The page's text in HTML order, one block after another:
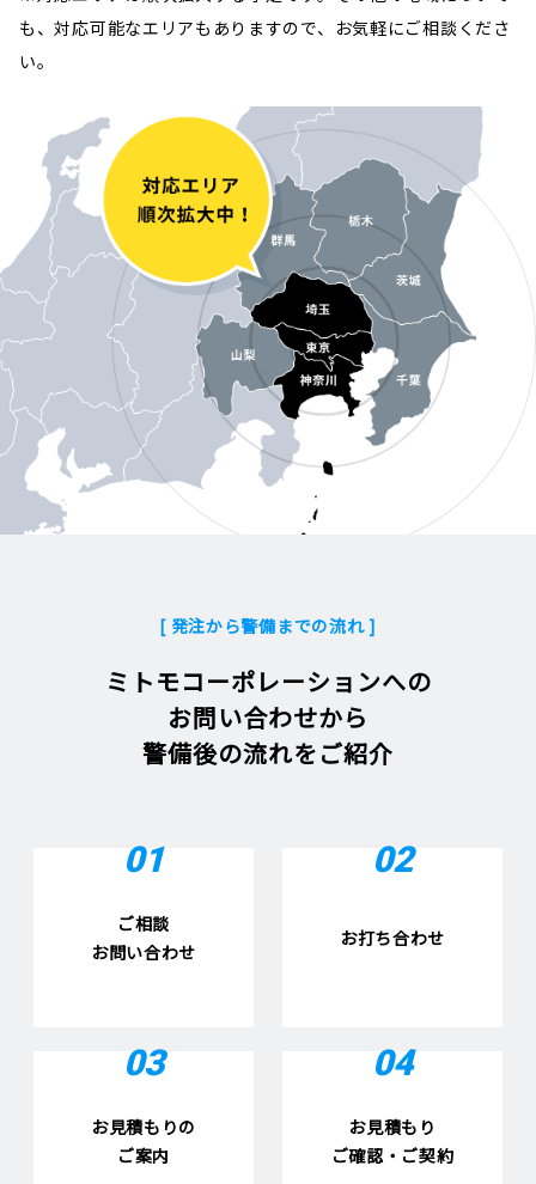
も、対応可能なエリアもありますので、お気軽にご相談くださ
い。
[ 発注から警備までの流れ ]
ミトモコーポレーションへの
お問い合わせから
警備後の流れをご紹介
01
ご相談
お問い合わせ
02
お打ち合わせ
03
お見積もりの
ご案内
04
お見積もり
ご確認・ご契約